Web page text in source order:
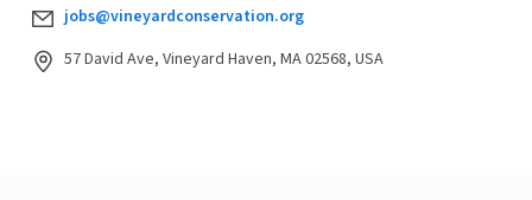
jobs@vineyardconservation.org
57 David Ave, Vineyard Haven, MA 02568, USA